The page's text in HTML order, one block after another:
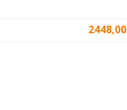
2448,00